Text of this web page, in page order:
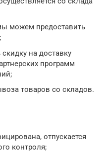
можем предоставить
на доставку
программ
товаров со складов.
отпускается
контроля;